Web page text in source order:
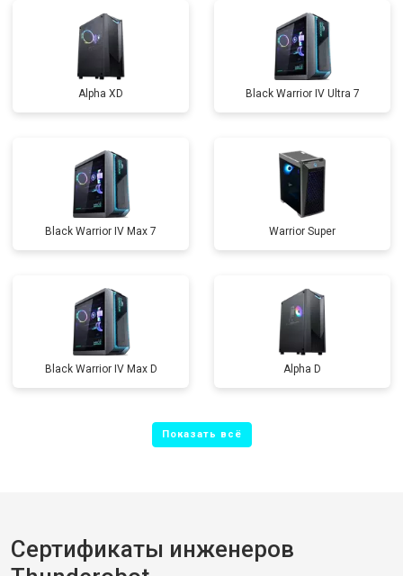
Alpha XD Black Warrior IV Ultra 7
Black Warrior IV Max 7 Warrior Super
Black Warrior IV Max D Alpha D
Сертификаты инженеров